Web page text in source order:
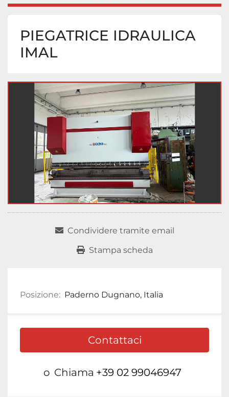
PIEGATRICE IDRAULICA
IMAL
Condividere tramite email
Stampa scheda
Posizione: Paderno Dugnano, Italia
Contattaci
o Chiama +39 02 99046947